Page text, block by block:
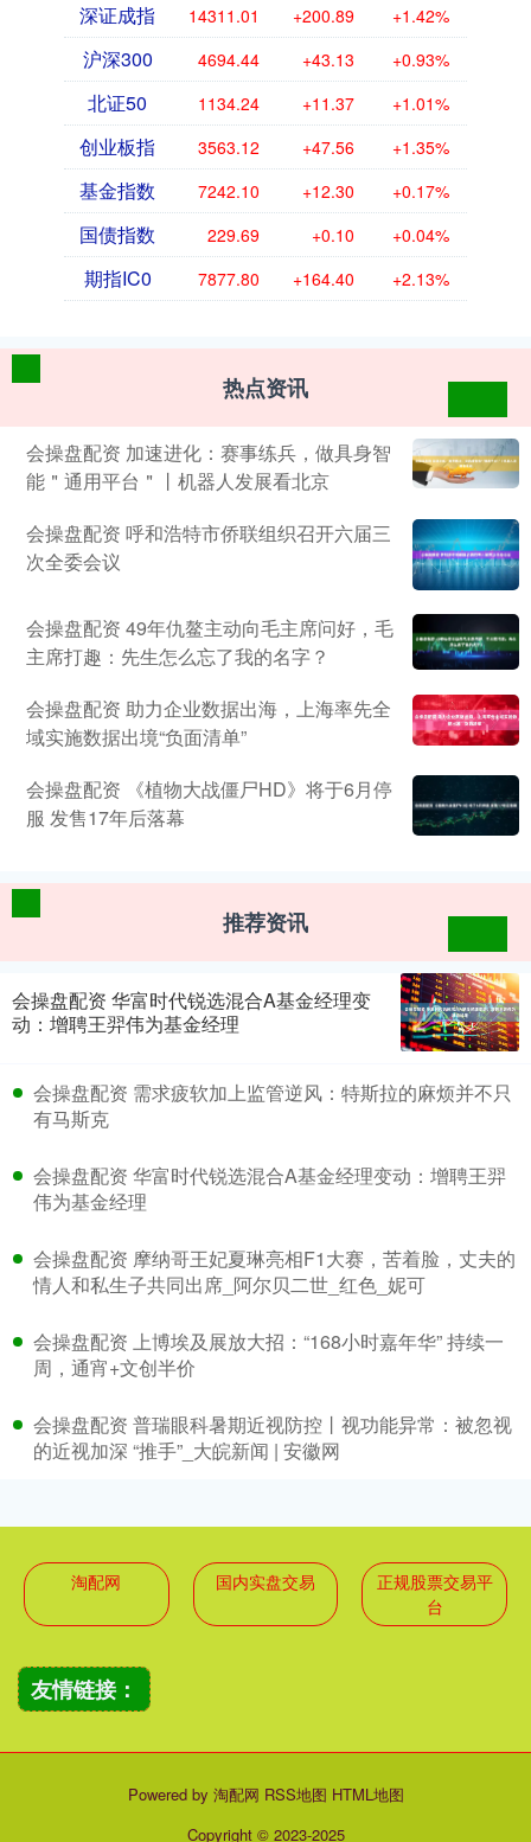
深证成指 14311.01 +200.89 +1.42%
沪深300 4694.44 +43.13 +0.93%
北证50 1134.24 +11.37 +1.01%
创业板指 3563.12 +47.56 +1.35%
基金指数 7242.10 +12.30 +0.17%
国债指数 229.69 +0.10 +0.04%
期指IC0 7877.80 +164.40 +2.13%
热点资讯
会操盘配资 加速进化：赛事练兵，做具身智
能＂通用平台＂丨机器人发展看北京
会操盘配资 呼和浩特市侨联组织召开六届三
次全委会议
会操盘配资 49年仇鳌主动向毛主席问好，毛
主席打趣：先生怎么忘了我的名字？
会操盘配资 助力企业数据出海，上海率先全
域实施数据出境“负面清单”
会操盘配资 《植物大战僵尸HD》将于6月停
服 发售17年后落幕
推荐资讯
会操盘配资 华富时代锐选混合A基金经理变
动：增聘王羿伟为基金经理
会操盘配资 需求疲软加上监管逆风：特斯拉的麻烦并不只
有马斯克
会操盘配资 华富时代锐选混合A基金经理变动：增聘王羿
伟为基金经理
会操盘配资 摩纳哥王妃夏琳亮相F1大赛，苦着脸，丈夫的
情人和私生子共同出席_阿尔贝二世_红色_妮可
会操盘配资 上博埃及展放大招：“168小时嘉年华” 持续一
周，通宵+文创半价
会操盘配资 普瑞眼科暑期近视防控丨视功能异常：被忽视
的近视加深 “推手”_大皖新闻 | 安徽网
淘配网 国内实盘交易
正规股票交易平
台
友情链接：
Powered by 淘配网 RSS地图 HTML地图
Copyright © 2023-2025